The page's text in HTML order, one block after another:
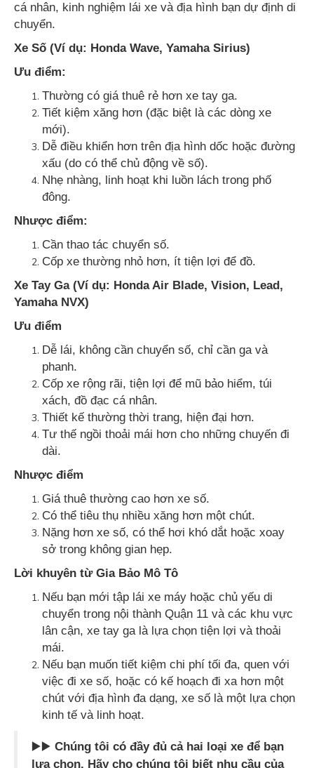
cá nhân, kinh nghiệm lái xe và địa hình bạn dự định di
chuyển.
Xe Số (Ví dụ: Honda Wave, Yamaha Sirius)
Ưu điểm:
Thường có giá thuê rẻ hơn xe tay ga.
Tiết kiệm xăng hơn (đặc biệt là các dòng xe
mới).
Dễ điều khiển hơn trên địa hình dốc hoặc đường
xấu (do có thể chủ động về số).
Nhẹ nhàng, linh hoạt khi luồn lách trong phố
đông.
Nhược điểm:
Cần thao tác chuyển số.
Cốp xe thường nhỏ hơn, ít tiện lợi để đồ.
Xe Tay Ga (Ví dụ: Honda Air Blade, Vision, Lead,
Yamaha NVX)
Ưu điểm
Dễ lái, không cần chuyển số, chỉ cần ga và
phanh.
Cốp xe rộng rãi, tiện lợi để mũ bảo hiểm, túi
xách, đồ đạc cá nhân.
Thiết kế thường thời trang, hiện đại hơn.
Tư thế ngồi thoải mái hơn cho những chuyến đi
dài.
Nhược điểm
Giá thuê thường cao hơn xe số.
Có thể tiêu thụ nhiều xăng hơn một chút.
Nặng hơn xe số, có thể hơi khó dắt hoặc xoay
sở trong không gian hẹp.
Lời khuyên từ Gia Bảo Mô Tô
Nếu bạn mới tập lái xe máy hoặc chủ yếu di
chuyển trong nội thành Quận 11 và các khu vực
lân cận, xe tay ga là lựa chọn tiện lợi và thoải
mái.
Nếu bạn muốn tiết kiệm chi phí tối đa, quen với
việc đi xe số, hoặc có kế hoạch đi xa hơn một
chút với địa hình đa dạng, xe số là một lựa chọn
kinh tế và linh hoạt.
▶️▶️ Chúng tôi có đầy đủ cả hai loại xe để bạn
lựa chọn. Hãy cho chúng tôi biết nhu cầu của